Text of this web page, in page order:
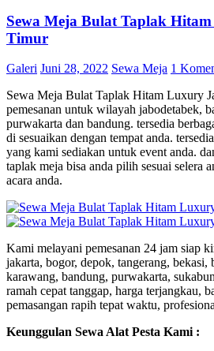
Sewa Meja Bulat Taplak
Timur
Galeri Juni 28, 2022 Sewa Meja 1
Sewa Meja Bulat Taplak Hitam Luxury
pemesanan untuk wilayah jabodetabek,
purwakarta dan bandung. tersedia
di sesuaikan dengan tempat anda.
yang kami sediakan untuk event anda.
taplak meja bisa anda pilih sesuai selera
acara anda.
Kami melayani pemesanan 24 jam siap
jakarta, bogor, depok, tangerang, bekasi,
karawang, bandung, purwakarta,
ramah cepat tanggap, harga terjangkau,
pemasangan rapih tepat waktu,
Keunggulan Sewa Alat Pesta Kami :